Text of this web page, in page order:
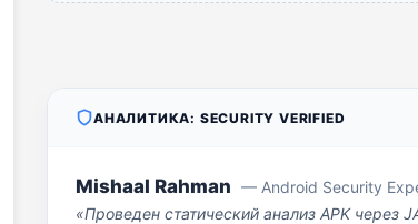
АНАЛИТИКА: SECURITY VERIFIED
Mishaal Rahman — Android Security
«Проведен статический анализ APK